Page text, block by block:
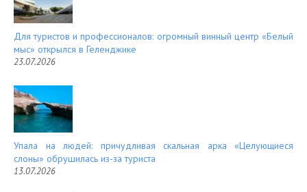
Для туристов и профессионалов: огромный винный центр «Белый
мыс» открылся в Геленджике
23.07.2026
Упала на людей: причудливая скальная арка «Целующиеся
слоны» обрушилась из-за туриста
13.07.2026